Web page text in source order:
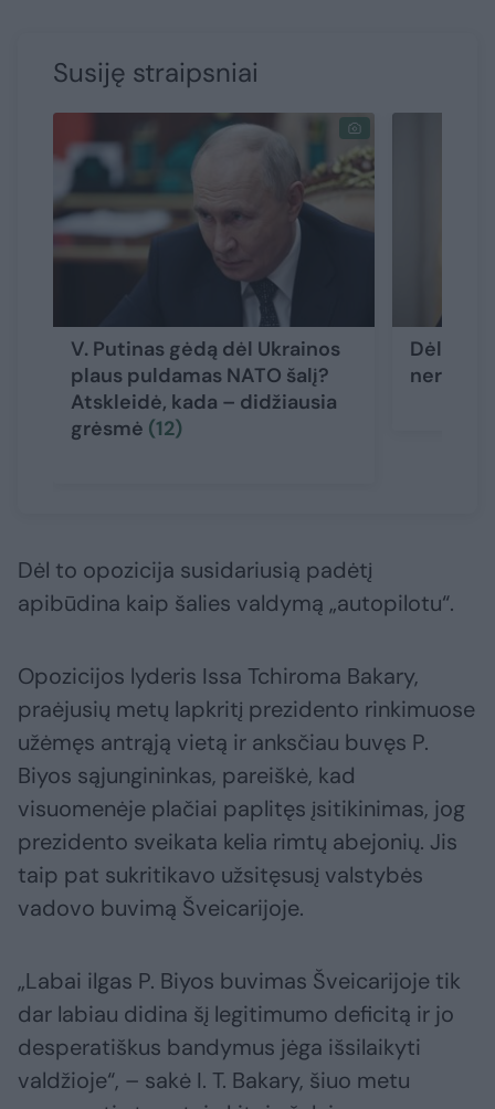
Susiję straipsniai
V. Putinas gėdą dėl Ukrainos
plaus puldamas NATO šalį?
Atskleidė, kada – didžiausia
grėsmė (12)
Dėl J.
Dėl to opozicija susidariusią padėtį
apibūdina kaip šalies valdymą „autopilotu“.
Opozicijos lyderis Issa Tchiroma Bakary,
praėjusių metų lapkritį prezidento rinkimuose
užėmęs antrąją vietą ir anksčiau buvęs P.
Biyos sąjungininkas, pareiškė, kad
visuomenėje plačiai paplitęs įsitikinimas, jog
prezidento sveikata kelia rimtų abejonių. Jis
taip pat sukritikavo užsitęsusį valstybės
vadovo buvimą Šveicarijoje.
„Labai ilgas P. Biyos buvimas Šveicarijoje tik
dar labiau didina šį legitimumo deficitą ir jo
desperatiškus bandymus jėga išsilaikyti
valdžioje“, – sakė I. T. Bakary, šiuo metu